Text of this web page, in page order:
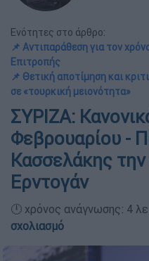
Ενότητες στο άρθρο:
📌 Αντιπαράθεση για τον
Επιτροπής
📌 Θετική αποτίμηση και
σε «τουρκική μειονότητα»
ΣΥΡΙΖΑ:
Φεβρουαρίου -
Κασσελάκης
Ερντογάν
🕛 χρόνος ανάγνωσης:
σχολιασμό